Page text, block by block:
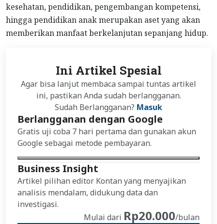
kesehatan, pendidikan, pengembangan kompetensi,
hingga pendidikan anak merupakan aset yang akan
memberikan manfaat berkelanjutan sepanjang hidup.
Ini Artikel Spesial
Agar bisa lanjut membaca sampai tuntas artikel
ini, pastikan Anda sudah berlangganan.
Sudah Berlangganan? Masuk
Berlangganan dengan Google
Gratis uji coba 7 hari pertama dan gunakan akun
Google sebagai metode pembayaran.
Business Insight
Artikel pilihan editor Kontan yang menyajikan
analisis mendalam, didukung data dan
investigasi.
Mulai dari Rp20.000/bulan